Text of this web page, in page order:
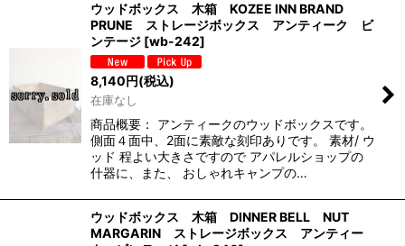
ウッドボックス 木箱 KOZEE INN BRAND
PRUNE ストレージボックス アンティーク ビ
ンテージ [wb-242]
8,140円(税込)
在庫なし
商品概要： アンティークのウッドボックスです。
側面４面中、2面に素敵な刻印ありです。 素材/ ウ
ッド 程よい大きさですので アパレルショップの
什器に、また、 おしゃれキャンプの…
ウッドボックス 木箱 DINNER BELL NUT
MARGARIN ストレージボックス アンティー